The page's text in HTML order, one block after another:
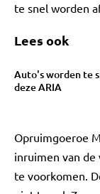
te snel worden
Lees ook
Auto's worden te
deze ARIA
Opruimgoeroe
inruimen van de
te voorkomen.